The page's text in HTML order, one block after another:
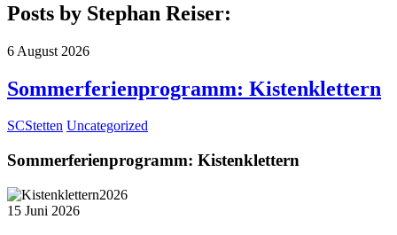
Posts by Stephan Reiser:
6 August 2026
Sommerferienprogramm: Kistenklettern
SCStetten Uncategorized
Sommerferienprogramm: Kistenklettern
15 Juni 2026